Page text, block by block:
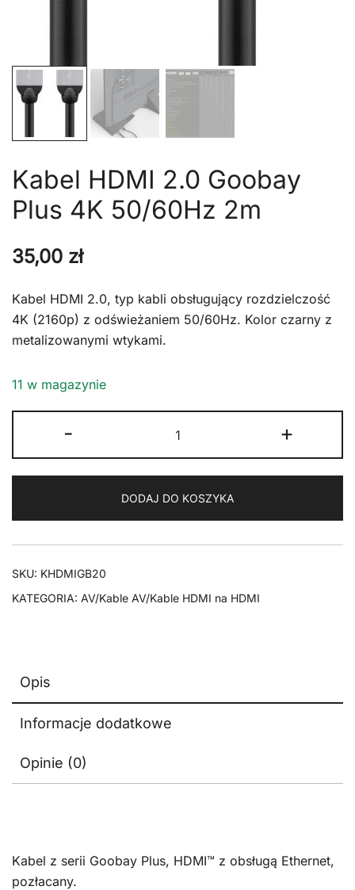
Kabel HDMI 2.0 Goobay
Plus 4K 50/60Hz 2m
35,00 zł
Kabel HDMI 2.0, typ kabli obsługujący rozdzielczość
4K (2160p) z odświeżaniem 50/60Hz. Kolor czarny z
metalizowanymi wtykami.
11 w magazynie
-
Kabel
HDMI
Goobay
Plus
4K
+
DODAJ DO KOSZYKA
SKU: KHDMIGB20
KATEGORIA: AV/Kable AV/Kable HDMI na HDMI
Opis
Informacje dodatkowe
Opinie (0)
Kabel z serii Goobay Plus, HDMI™ z obsługą Ethernet,
pozłacany.